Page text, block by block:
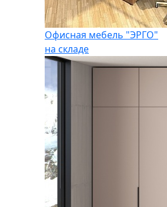
Офисная мебель "ЭРГО"
на складе